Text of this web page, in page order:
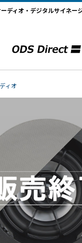
ディオ・デジタルサイネー
ィオ